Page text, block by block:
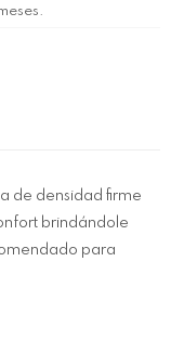
de densidad firme
brindándole
para